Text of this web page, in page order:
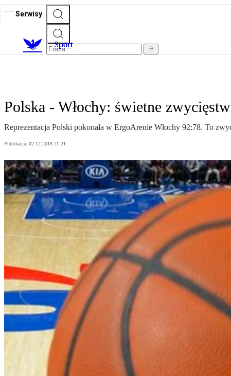
Serwisy
Sport
Polska - Włochy: świetne
Reprezentacja Polski pokonała w ErgoArenie Włochy 92:78. To
Publikacja: 02.12.2018 21:21